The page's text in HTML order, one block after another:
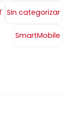
Sin categorizar
SmartMobile